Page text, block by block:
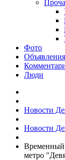
Фото
Объявления
Люди
Новости
Новости
Временный
метро